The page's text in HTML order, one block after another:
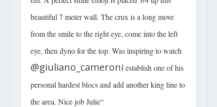
beautiful 7 meter wall. The crux is a long move
from the smile to the right eye, come into the left
eye, then dyno for the top. Was inspiring to watch
@giuliano_cameroni establish one of his
personal hardest blocs and add another king line to
the area. Nice job Julie“